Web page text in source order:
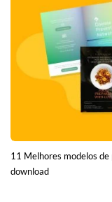
11 Melhores modelos
download